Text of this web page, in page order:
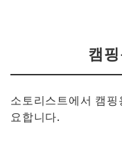
캠
소토리스트에서 캠
요합니다.